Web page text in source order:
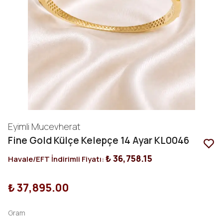
Eyimli Mucevherat
Fine Gold Külçe Kelepçe 14 Ayar KL0046
Havale/EFT İndirimli Fiyatı:₺ 36,758.15
₺ 37,895.00
Gram